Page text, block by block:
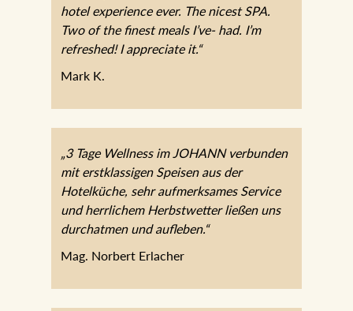
hotel experience ever. The nicest SPA.
Two of the finest meals I’ve- had. I’m
refreshed! I appreciate it.“
Mark K.
„3 Tage Wellness im JOHANN verbunden
mit erstklassigen Speisen aus der
Hotelküche, sehr aufmerksames Service
und herrlichem Herbstwetter ließen uns
durchatmen und aufleben.“
Mag. Norbert Erlacher